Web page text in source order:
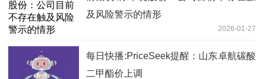
及风险警示的情形
2026-01-27
每日快播:PriceSeek提醒：山东卓航碳酸
二甲酯价上调